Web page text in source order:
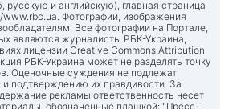
русскую и английскую), главная страница
www.rbc.ua. Фотографии, изображения
Все фотографии на Портале,
являются журналисты РБК-Украина,
лицензии Creative Commons Attribution
РБК-Украина может не разделять точку
Оценочные суждения не подлежат
подтверждению их правдивости. За
рекламы ответственность несет
обозначенные плашкой: "Пресс-